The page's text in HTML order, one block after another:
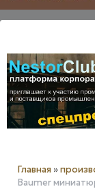
Главная »
Baumer